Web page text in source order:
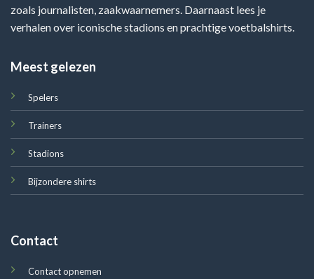
zoals journalisten, zaakwaarnemers. Daarnaast lees je
verhalen over iconische stadions en prachtige voetbalshirts.
Meest gelezen
Spelers
Trainers
Stadions
Bijzondere shirts
Contact
Contact opnemen